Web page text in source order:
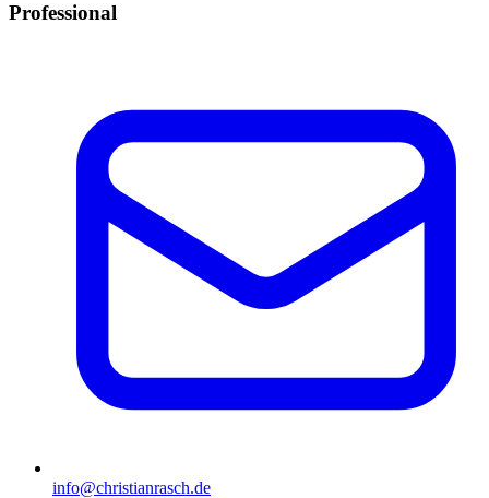
Professional
info@christianrasch.de